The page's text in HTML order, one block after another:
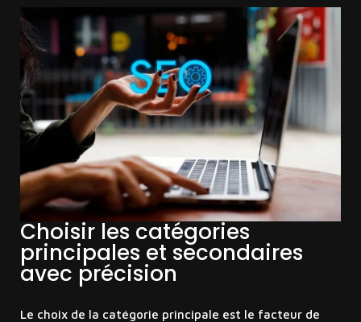
Choisir les catégories
principales et secondaires
avec précision
Le choix de la catégorie principale est le facteur de